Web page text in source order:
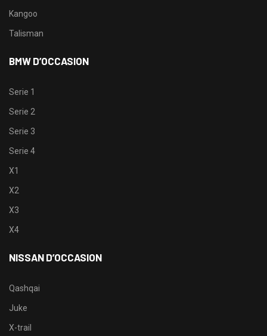
Kangoo
Talisman
BMW D’OCCASION
Serie 1
Serie 2
Serie 3
Serie 4
X1
X2
X3
X4
NISSAN D’OCCASION
Qashqai
Juke
X-trail